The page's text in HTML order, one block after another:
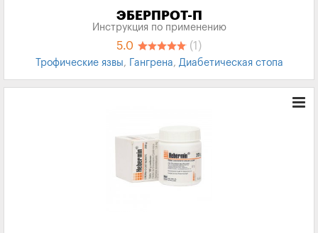
ЭБЕРПРОТ-П
Инструкция по применению
5.0 (1)
Трофические язвы, Гангрена, Диабетическая стопа